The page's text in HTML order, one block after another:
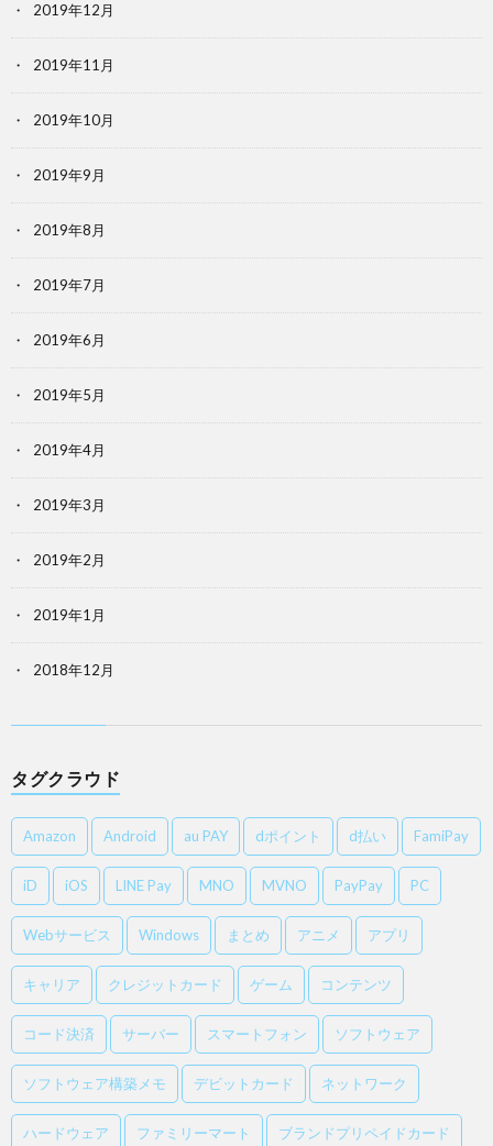
2019年12月
2019年11月
2019年10月
2019年9月
2019年8月
2019年7月
2019年6月
2019年5月
2019年4月
2019年3月
2019年2月
2019年1月
2018年12月
タグクラウド
Amazon Android au PAY dポイント d払い FamiPay
iD iOS LINE Pay MNO MVNO PayPay PC
Webサービス Windows まとめ アニメ アプリ
キャリア クレジットカード ゲーム コンテンツ
コード決済 サーバー スマートフォン ソフトウェア
ソフトウェア構築メモ デビットカード ネットワーク
ハードウェア ファミリーマート ブランドプリペイドカード